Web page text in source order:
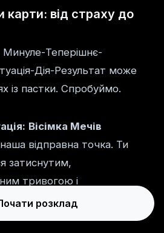
карти: від страху до
Теперішнє-
Дія-Результат може
із пастки. Спробуймо.
Вісімка Мечів
відправна точка. Ти
затиснутим,
тривогою і
що кожен варіант
розклад